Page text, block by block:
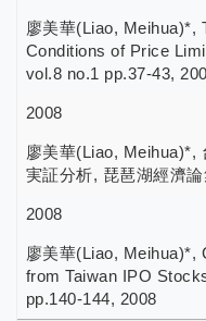
廖美華(Liao, Meihua)*,
Conditions of Price
vol.8 no.1 pp.37-43,
2008
廖美華(Liao, Meihua)*,
実証分析, 琵琶湖經濟
2008
廖美華(Liao, Meihua)*,
from Taiwan IPO
pp.140-144, 2008